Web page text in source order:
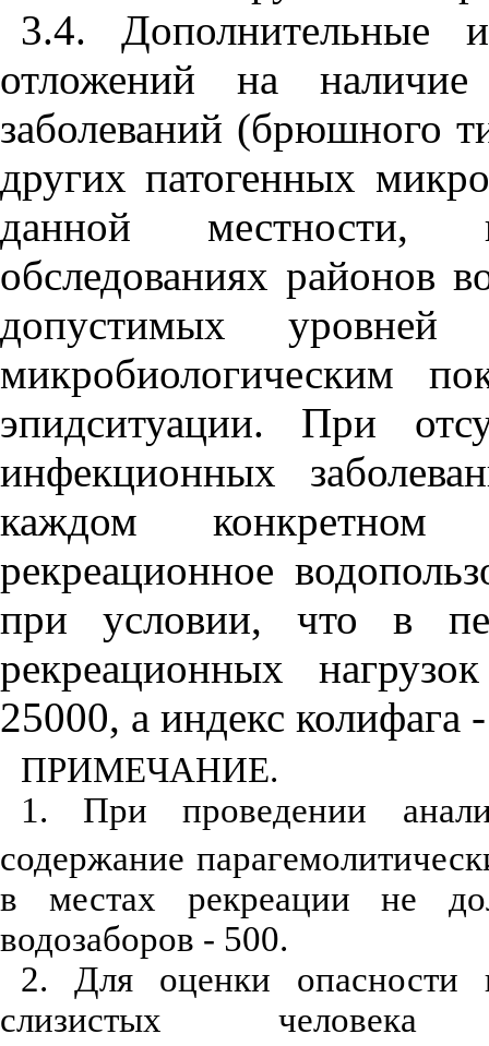
3.4. Дополнительные
отложений на наличие
заболеваний (брюшного
других патогенных
данной местности,
обследованиях районов
допустимых уровней
микробиологическим
эпидситуации. При
инфекционных
каждом конкретном
рекреационное
при условии, что в
рекреационных
25000, а индекс колифага
ПРИМЕЧАНИЕ.
1. При проведении
содержание
в местах рекреации не
водозаборов - 500.
2. Для оценки опасности
слизистых человека